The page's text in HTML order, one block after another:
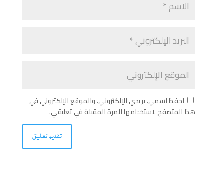
احفظ اسمي، بريدي الإلكتروني، والموقع الإلكتروني في
هذا المتصفح لاستخدامها المرة المقبلة في تعليقي.